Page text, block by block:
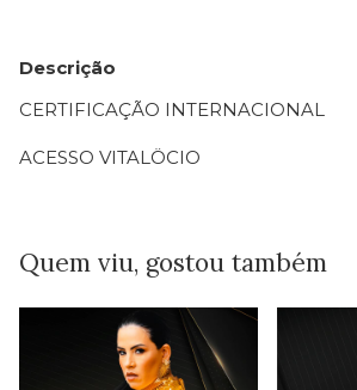
Descrição
CERTIFICAÇÃO INTERNACIONAL
ACESSO VITALÖCIO
Quem viu, gostou também